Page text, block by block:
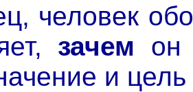
человек
зачем он
и